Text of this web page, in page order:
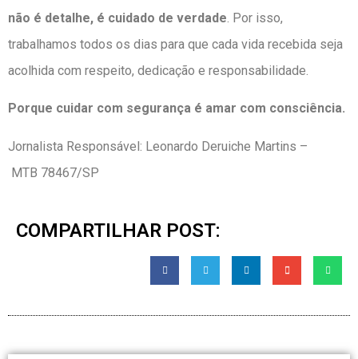
não é detalhe, é cuidado de verdade . Por isso,
trabalhamos todos os dias para que cada vida recebida seja
acolhida com respeito, dedicação e responsabilidade.
Porque cuidar com segurança é amar com consciência.
Jornalista Responsável: Leonardo Deruiche Martins –
MTB 78467/SP
COMPARTILHAR POST: